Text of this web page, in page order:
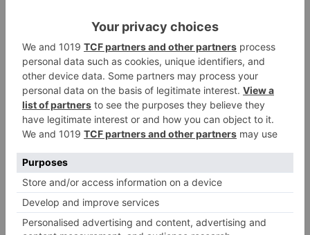
actualmente, las medidas para eventos
deportivos multitudinarios.
Burgos tendencia nueve
casos
registra
nuevos fallecidos
LO + VISTO
1
Fallece un ciclista en Burgos tras
avisar otro conductor que se
había caído de la bicicleta